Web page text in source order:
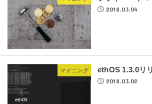
2018.03.04
マイニング ethOS 1.3.0リ
2018.03.02